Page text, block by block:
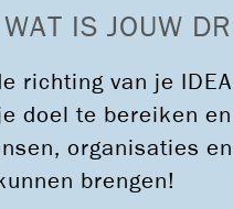
IS JOUW
richting van je
doel te bereiken
organisaties
brengen!